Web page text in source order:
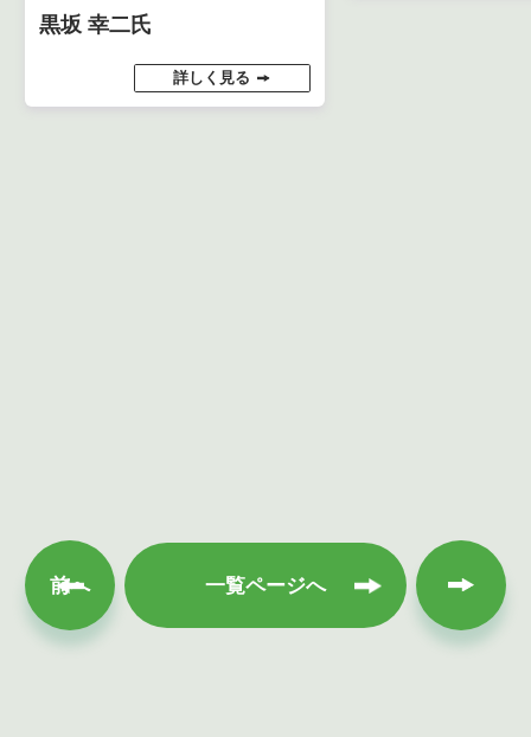
黒坂 幸二氏
詳しく見る
前へ 一覧ページへ
次へ